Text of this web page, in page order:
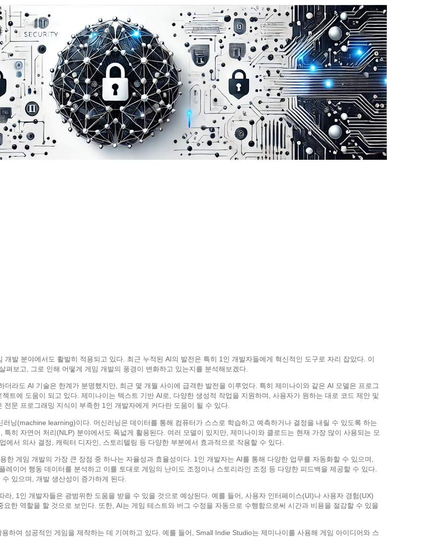
발 분야에서도 활발히 적용되고 있다. 최근 누적된 AI의 발전은 특히 1인 개발자들에게 혁신적인 도구로 자리 잡았다. 이
펴보고, 그로 인해 어떻게 게임 개발의 풍경이 변화하고 있는지를 분석해보겠다.
라도 AI 기술은 한계가 분명했지만, 최근 몇 개월 사이에 급격한 발전을 이루었다. 특히 제미나이와 같은 AI 모델은 프로그
트에 도움이 되고 있다. 제미나이는 텍스트 기반 AI로, 다양한 생성적 작업을 지원하며, 사용자가 원하는 대로 코드 제안 및
문 프로그래밍 지식이 부족한 1인 개발자에게 커다란 도움이 될 수 있다.
닝(machine learning)이다. 머신러닝은 데이터를 통해 컴퓨터가 스스로 학습하고 예측하거나 결정을 내릴 수 있도록 하는
히 자연어 처리(NLP) 분야에서도 폭넓게 활용된다. 여러 모델이 있지만, 제미나이와 클로드는 현재 가장 많이 사용되는 모
에서 의사 결정, 캐릭터 디자인, 스토리텔링 등 다양한 부분에서 효과적으로 작용할 수 있다.
한 게임 개발의 가장 큰 장점 중 하나는 자율성과 효율성이다. 1인 개발자는 AI를 통해 다양한 업무를 자동화할 수 있으며,
레이어 행동 데이터를 분석하고 이를 토대로 게임의 난이도 조정이나 스토리라인 조정 등 다양한 피드백을 제공할 수 있다.
있으며, 개발 생산성이 증가하게 된다.
라, 1인 개발자들은 광범위한 도움을 받을 수 있을 것으로 예상된다. 예를 들어, 사용자 인터페이스(UI)나 사용자 경험(UX)
한 역할을 할 것으로 보인다. 또한, AI는 게임 테스트와 버그 수정을 자동으로 수행함으로써 시간과 비용을 절감할 수 있을
하여 성공적인 게임을 제작하는 데 기여하고 있다. 예를 들어, Small Indie Studio는 제미나이를 사용해 게임 아이디어와 스